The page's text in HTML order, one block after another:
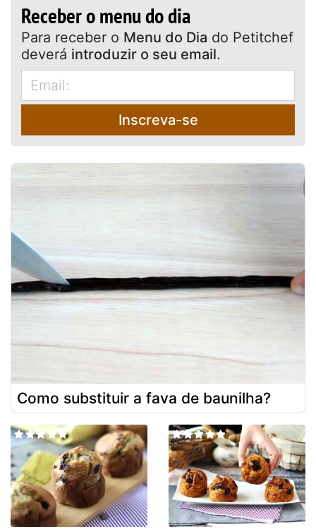
Receber o menu do dia
Para receber o Menu do Dia do Petitchef
deverá introduzir o seu email.
Inscreva-se
Como substituir a fava de baunilha?